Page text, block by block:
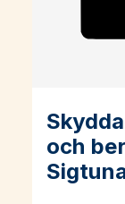
och
Läs mer om